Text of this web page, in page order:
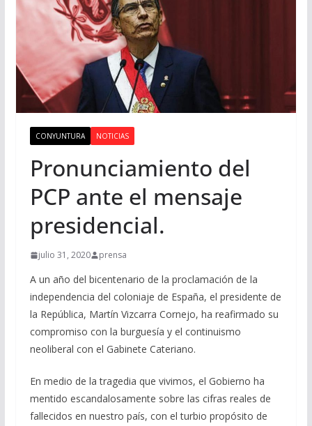
CONYUNTURA NOTICIAS
Pronunciamiento del
PCP ante el mensaje
presidencial.
julio 31, 2020 prensa
A un año del bicentenario de la proclamación de la
independencia del coloniaje de España, el presidente de
la República, Martín Vizcarra Cornejo, ha reafirmado su
compromiso con la burguesía y el continuismo
neoliberal con el Gabinete Cateriano.
En medio de la tragedia que vivimos, el Gobierno ha
mentido escandalosamente sobre las cifras reales de
fallecidos en nuestro país, con el turbio propósito de